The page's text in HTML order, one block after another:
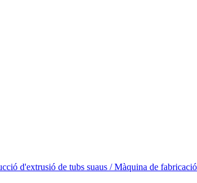
d'extrusió de tubs suaus / Màquina de